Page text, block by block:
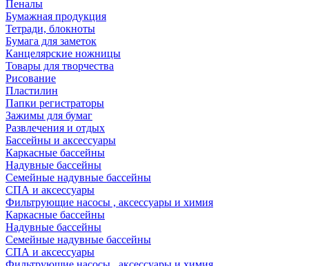
Пеналы
Бумажная продукция
Тетради, блокноты
Бумага для заметок
Канцелярские ножницы
Товары для творчества
Рисование
Пластилин
Папки регистраторы
Зажимы для бумаг
Развлечения и отдых
Бассейны и аксессуары
Каркасные бассейны
Надувные бассейны
Семейные надувные бассейны
СПА и аксессуары
Фильтрующие насосы , аксессуары и химия
Каркасные бассейны
Надувные бассейны
Семейные надувные бассейны
СПА и аксессуары